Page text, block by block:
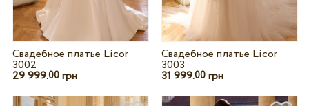
Свадебное платье Licor
3002
29 999.00грн
Свадебное платье Licor
3003
31 999.00 грн